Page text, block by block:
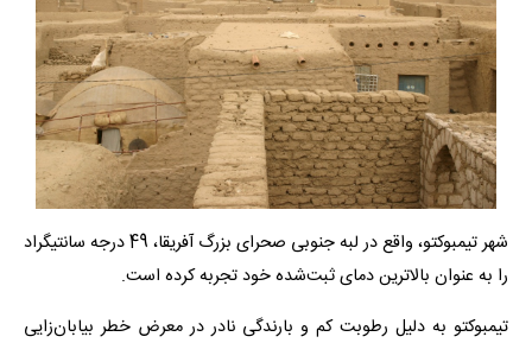
شهر تیمبوکتو، واقع در لبه جنوبی صحرای بزرگ آفریقا، 49 درجه سانتیگراد
را به عنوان بالاترین دمای ثبت‌شده خود تجربه کرده است.
تیمبوکتو به دلیل رطوبت کم و بارندگی نادر در معرض خطر بیابان‌زایی